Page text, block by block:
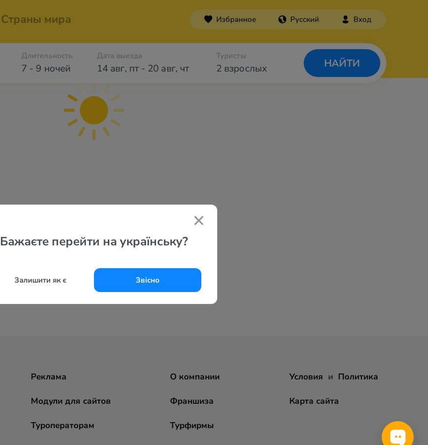
Страны мира Избранное Русский Вход
7 - 9 ночей
Длительность Дата выезда
14 авг, пт- 20 авг, чт 2 взрослых
Туристы
НАЙТИ
Бажаєте перейти на українську?
Залишити як є Звісно
Реклама
Модули для сайтов
Туроператорам
О компании
Франшиза
Турфирмы
Условия и Политика
Карта сайта